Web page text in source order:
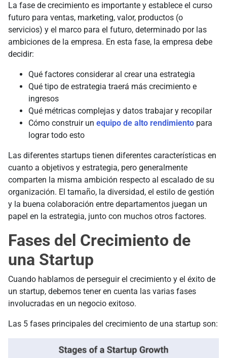
La fase de crecimiento es importante y establece el curso
futuro para ventas, marketing, valor, productos (o
servicios) y el marco para el futuro, determinado por las
ambiciones de la empresa. En esta fase, la empresa debe
decidir:
Qué factores considerar al crear una estrategia
Qué tipo de estrategia traerá más crecimiento e
ingresos
Qué métricas complejas y datos trabajar y recopilar
Cómo construir un equipo de alto rendimiento para
lograr todo esto
Las diferentes startups tienen diferentes características en
cuanto a objetivos y estrategia, pero generalmente
comparten la misma ambición respecto al escalado de su
organización. El tamaño, la diversidad, el estilo de gestión
y la buena colaboración entre departamentos juegan un
papel en la estrategia, junto con muchos otros factores.
Fases del Crecimiento de
una Startup
Cuando hablamos de perseguir el crecimiento y el éxito de
un startup, debemos tener en cuenta las varias fases
involucradas en un negocio exitoso.
Las 5 fases principales del crecimiento de una startup son: